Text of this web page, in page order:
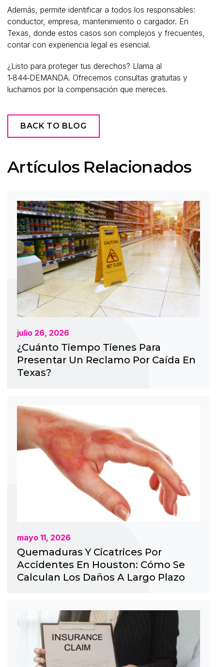
Además, permite identificar a todos los responsables:
conductor, empresa, mantenimiento o cargador. En
Texas, donde estos casos son complejos y frecuentes,
contar con experiencia legal es esencial.
¿Listo para proteger tus derechos? Llama al
1‑844‑DEMANDA. Ofrecemos consultas gratuitas y
luchamos por la compensación que mereces.
BACK TO BLOG
Artículos Relacionados
julio 26, 2026
¿Cuánto Tiempo Tienes Para
Presentar Un Reclamo Por Caída En
Texas?
mayo 11, 2026
Quemaduras Y Cicatrices Por
Accidentes En Houston: Cómo Se
Calculan Los Daños A Largo Plazo